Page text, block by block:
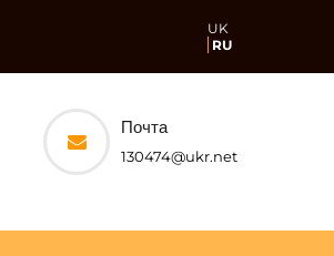
UK
RU
Почта
130474@ukr.net